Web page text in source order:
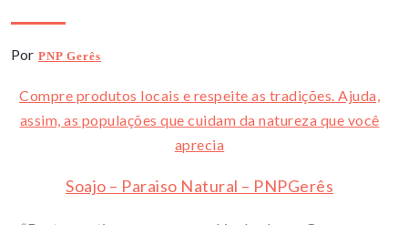
Por PNP Gerês
Compre produtos locais e respeite as tradições. Ajuda,
assim, as populações que cuidam da natureza que você
aprecia
Soajo – Paraiso Natural – PNPGerês